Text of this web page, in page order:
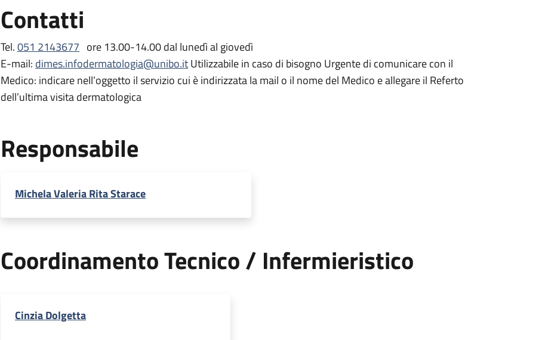
Contatti
Tel.051 2143677 ore 13.00-14.00 dal lunedì al giovedì
E-mail: dimes.infodermatologia@unibo.itUtilizzabile in caso di bisogno Urgente di comunicare con il
Medico: indicare nell’oggetto il servizio cui è indirizzata la mail o il nome del Medico e allegare il Referto
dell’ultima visita dermatologica
Responsabile
Michela Valeria Rita Starace
Coordinamento Tecnico / Infermieristico
Cinzia Dolgetta